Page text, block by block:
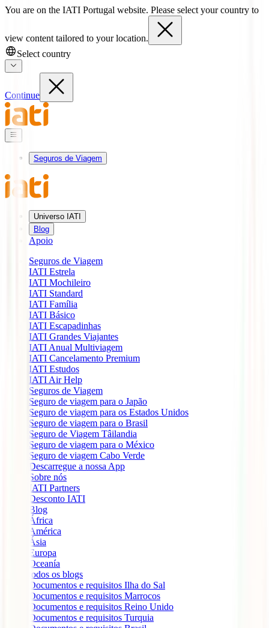
You are on the IATI Portugal website. Please select your country to
view content tailored to your location.
Select country
Continue
Seguros de Viagem
Universo IATI
Blog
Apoio
Seguros de Viagem
IATI Estrela
IATI Mochileiro
IATI Standard
IATI Família
IATI Básico
IATI Escapadinhas
IATI Grandes Viajantes
IATI Anual Multiviagem
IATI Cancelamento Premium
IATI Estudos
IATI Air Help
Seguros de Viagem
Seguro de viagem para o Japão
Seguro de viagem para os Estados Unidos
Seguro de viagem para o Brasil
Seguro de Viagem Tâilandia
Seguro de viagem para o México
Seguro de viagem Cabo Verde
Descarregue a nossa App
Sobre nós
IATI Partners
Desconto IATI
Blog
África
América
Ásia
Europa
Oceanía
todos os blogs
Documentos e requisitos Ilha do Sal
Documentos e requisitos Marrocos
Documentos e requisitos Reino Unido
Documentos e requisitos Turquia